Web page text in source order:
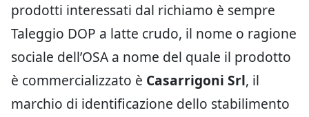
prodotti interessati dal richiamo è sempre
Taleggio DOP a latte crudo, il nome o ragione
sociale dell’OSA a nome del quale il prodotto
è commercializzato è Casarrigoni Srl, il
marchio di identificazione dello stabilimento